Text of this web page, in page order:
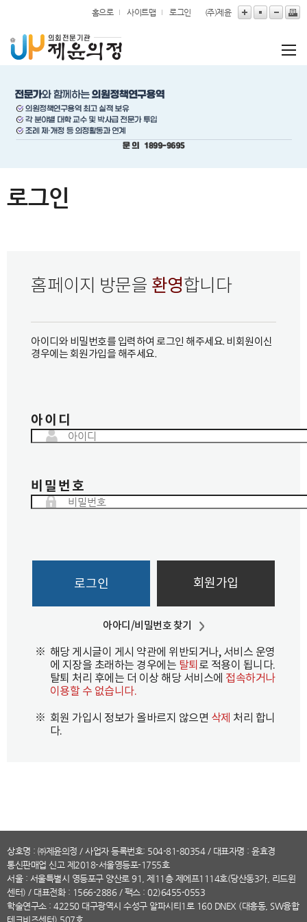
홈으로 사이트맵 로그인 (주)제윤
로그인
홈페이지 방문을 환영합니다
아이디와 비밀번호를 입력하여 로그인 해주세요. 비회원이신
경우에는 회원가입을 해주세요.
아이디
비밀번호
로그인 회원가입
아아디/비밀번호 찾기
※ 해당 게시글이 게시 약관에 위반되거나, 서비스 운영
에 지장을 초래하는 경우에는 탈퇴 로 적용이 됩니다.
탈퇴 처리 후에는 더 이상 해당 서비스에 접속하거나
이용할 수 없습니다.
※ 회원 가입시 정보가 올바르지 않으면 삭제 처리 합니
다.
상호명 : ㈜제윤의정 / 사업자 등록번호: 504-81-80354 / 대표자명 : 윤효경
통신판매업 신고 제2018-서울영등포-1755호
서울 : 서울특별시 영등포구 양산로 91, 제11층 제에프1114호(당산동3가, 리드윈
센터) / 대표전화: 1566-2886 / 팩스 : 02)6455-0553
학술연구소 : 42250 대구광역시 수성구 알파시티1로 160 DNEX (대흥동, SW융합
테크비즈센터) 507호